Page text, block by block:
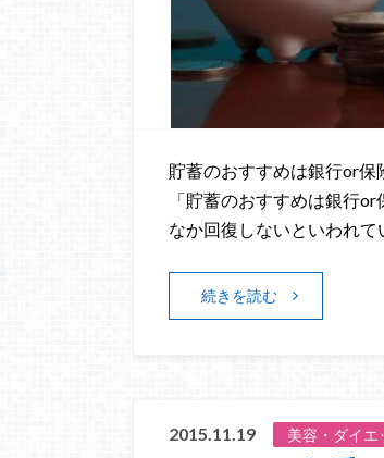
貯蓄のおすすめは銀行or保
「貯蓄のおすすめは銀行
なか回復しないといわれ
続きを読む
2015.11.19 美容・ダイエ